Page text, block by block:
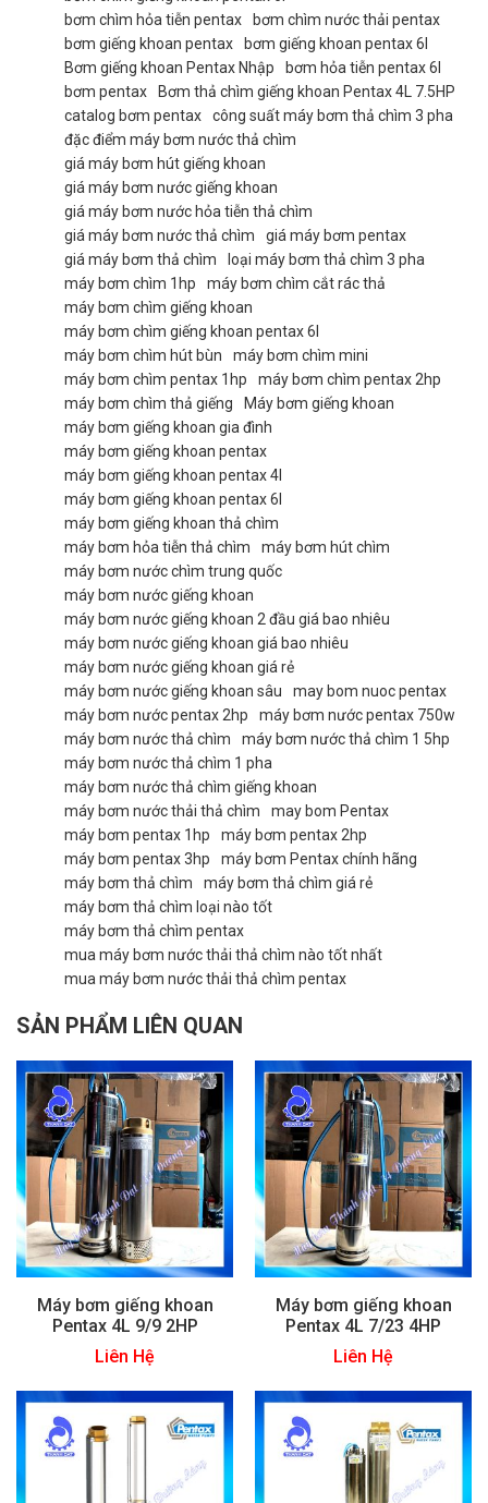
bơm chìm hỏa tiễn pentax
bơm chìm nước thải pentax
bơm giếng khoan pentax
bơm giếng khoan pentax 6l
Bơm giếng khoan Pentax Nhập
bơm hỏa tiễn pentax 6l
bơm pentax
Bơm thả chìm giếng khoan Pentax 4L 7.5HP
catalog bơm pentax
công suất máy bơm thả chìm 3 pha
đặc điểm máy bơm nước thả chìm
giá máy bơm hút giếng khoan
giá máy bơm nước giếng khoan
giá máy bơm nước hỏa tiễn thả chìm
giá máy bơm nước thả chìm
giá máy bơm pentax
giá máy bơm thả chìm
loại máy bơm thả chìm 3 pha
máy bơm chìm 1hp
máy bơm chìm cắt rác thả
máy bơm chìm giếng khoan
máy bơm chìm giếng khoan pentax 6l
máy bơm chìm hút bùn
máy bơm chìm mini
máy bơm chìm pentax 1hp
máy bơm chìm pentax 2hp
máy bơm chìm thả giếng
Máy bơm giếng khoan
máy bơm giếng khoan gia đình
máy bơm giếng khoan pentax
máy bơm giếng khoan pentax 4l
máy bơm giếng khoan pentax 6l
máy bơm giếng khoan thả chìm
máy bơm hỏa tiễn thả chìm
máy bơm hút chìm
máy bơm nước chìm trung quốc
máy bơm nước giếng khoan
máy bơm nước giếng khoan 2 đầu giá bao nhiêu
máy bơm nước giếng khoan giá bao nhiêu
máy bơm nước giếng khoan giá rẻ
máy bơm nước giếng khoan sâu
may bom nuoc pentax
máy bơm nước pentax 2hp
máy bơm nước pentax 750w
máy bơm nước thả chìm
máy bơm nước thả chìm 1 5hp
máy bơm nước thả chìm 1 pha
máy bơm nước thả chìm giếng khoan
máy bơm nước thải thả chìm
may bom Pentax
máy bơm pentax 1hp
máy bơm pentax 2hp
máy bơm pentax 3hp
máy bơm Pentax chính hãng
máy bơm thả chìm
máy bơm thả chìm giá rẻ
máy bơm thả chìm loại nào tốt
máy bơm thả chìm pentax
mua máy bơm nước thải thả chìm nào tốt nhất
mua máy bơm nước thải thả chìm pentax
SẢN PHẨM LIÊN QUAN
Máy bơm giếng khoan
Pentax 4L 9/9 2HP
Liên Hệ
Máy bơm giếng khoan
Pentax 4L 7/23 4HP
Liên Hệ